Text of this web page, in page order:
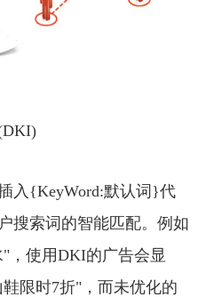
{KeyWord:默认词}代
搜索词的智能匹配。例如
，使用DKI的广告会显
限时7折"，而未优化的